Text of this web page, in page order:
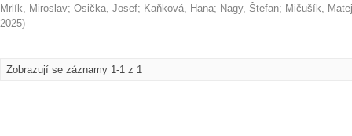
Mrlík, Miroslav; Osička, Josef; Kaňková, Hana; Nagy, Štefan; Mičušík, Matej
2025)
Zobrazují se záznamy 1-1 z 1